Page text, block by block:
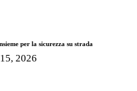
per la sicurezza su strada
2026